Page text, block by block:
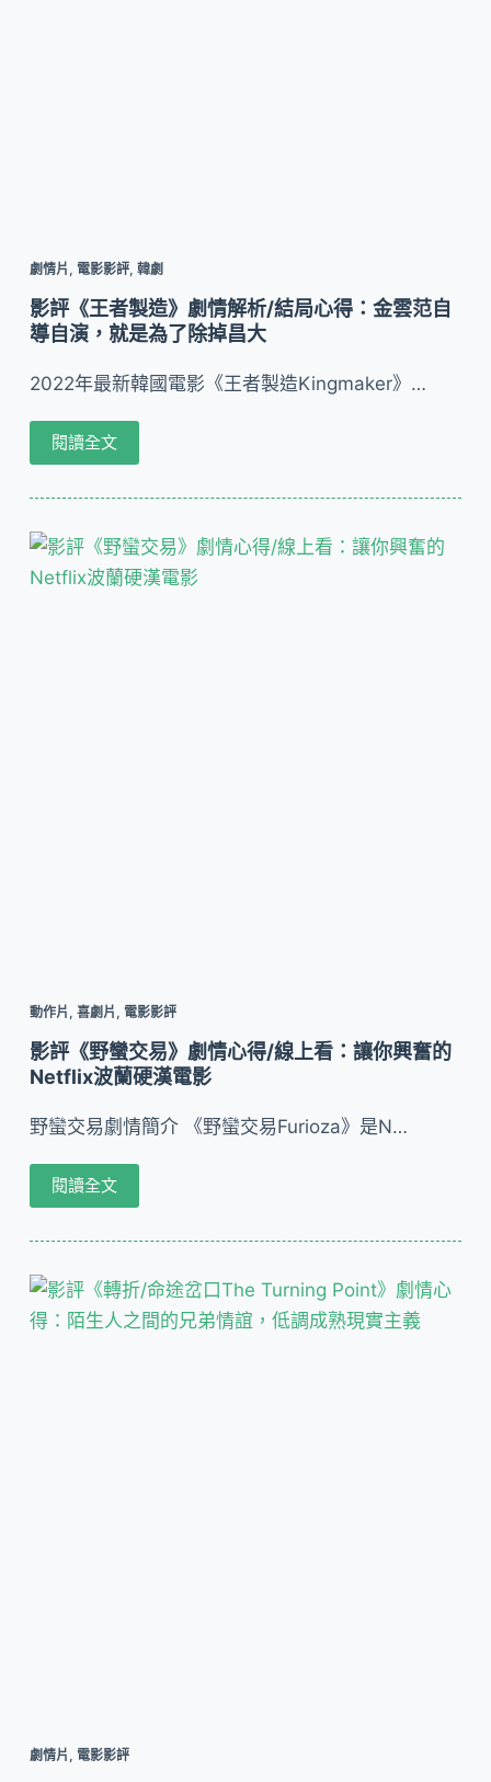
劇情片 , 電影影評, 韓劇
影評《王者製造》劇情解析/結局心得：金雲范自
導自演，就是為了除掉昌大
2022年最新韓國電影《王者製造Kingmaker》…
閱讀全文
動作片 , 喜劇片 , 電影影評
影評《野蠻交易》劇情心得/線上看：讓你興奮的
Netflix波蘭硬漢電影
野蠻交易劇情簡介 《野蠻交易Furioza》是N…
閱讀全文
劇情片 , 電影影評